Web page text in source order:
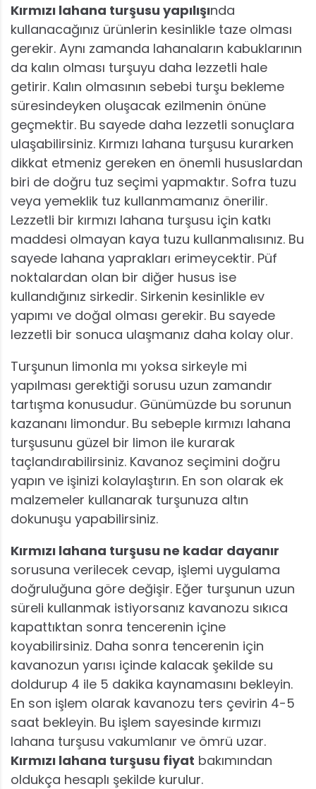
Kırmızı lahana turşusu yapılışında
kullanacağınız ürünlerin kesinlikle taze olması
gerekir. Aynı zamanda lahanaların kabuklarının
da kalın olması turşuyu daha lezzetli hale
getirir. Kalın olmasının sebebi turşu bekleme
süresindeyken oluşacak ezilmenin önüne
geçmektir. Bu sayede daha lezzetli sonuçlara
ulaşabilirsiniz. Kırmızı lahana turşusu kurarken
dikkat etmeniz gereken en önemli hususlardan
biri de doğru tuz seçimi yapmaktır. Sofra tuzu
veya yemeklik tuz kullanmamanız önerilir.
Lezzetli bir kırmızı lahana turşusu için katkı
maddesi olmayan kaya tuzu kullanmalısınız. Bu
sayede lahana yaprakları erimeycektir. Püf
noktalardan olan bir diğer husus ise
kullandığınız sirkedir. Sirkenin kesinlikle ev
yapımı ve doğal olması gerekir. Bu sayede
lezzetli bir sonuca ulaşmanız daha kolay olur.
Turşunun limonla mı yoksa sirkeyle mi
yapılması gerektiği sorusu uzun zamandır
tartışma konusudur. Günümüzde bu sorunun
kazananı limondur. Bu sebeple kırmızı lahana
turşusunu güzel bir limon ile kurarak
taçlandırabilirsiniz. Kavanoz seçimini doğru
yapın ve işinizi kolaylaştırın. En son olarak ek
malzemeler kullanarak turşunuza altın
dokunuşu yapabilirsiniz.
Kırmızı lahana turşusu ne kadar dayanır
sorusuna verilecek cevap, işlemi uygulama
doğruluğuna göre değişir. Eğer turşunun uzun
süreli kullanmak istiyorsanız kavanozu sıkıca
kapattıktan sonra tencerenin içine
koyabilirsiniz. Daha sonra tencerenin için
kavanozun yarısı içinde kalacak şekilde su
doldurup 4 ile 5 dakika kaynamasını bekleyin.
En son işlem olarak kavanozu ters çevirin 4-5
saat bekleyin. Bu işlem sayesinde kırmızı
lahana turşusu vakumlanır ve ömrü uzar.
Kırmızı lahana turşusu fiyat bakımından
oldukça hesaplı şekilde kurulur.